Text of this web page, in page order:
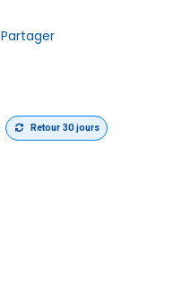
Partager
Retour 30 jours